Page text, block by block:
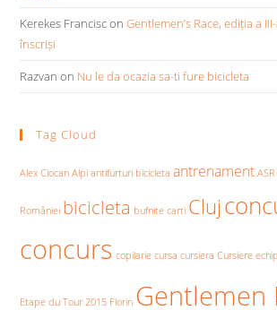
Kerekes FrancisconGentlemen’s Race, ediția a
înscriși
Razvan on Nu le da ocazia sa-ti fure bicicleta
Tag Cloud
Alex Ciocan Alpi antifurturi bicicleta antrenament
României bicicleta bufnite carti Cluj
concurs copilarie cursa cursiera Cursiere
Etape du Tour 2015 Florin Gentlemen